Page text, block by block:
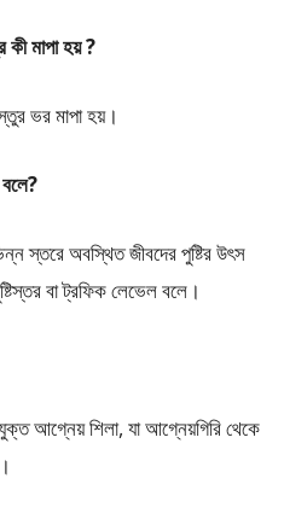
কী মাপা হয় ?
ভর মাপা হয়।
স্তরে অবস্থিত জীবদের পুষ্টির উৎস
বা ট্রফিক লেভেল বলে।
আগ্নেয় শিলা, যা আগ্নেয়গিরি থেকে